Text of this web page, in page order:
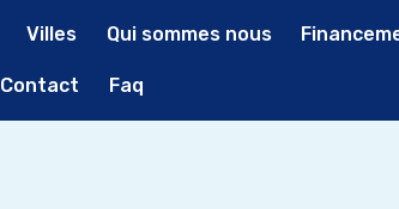
Villes Qui sommes nous
Contact Faq